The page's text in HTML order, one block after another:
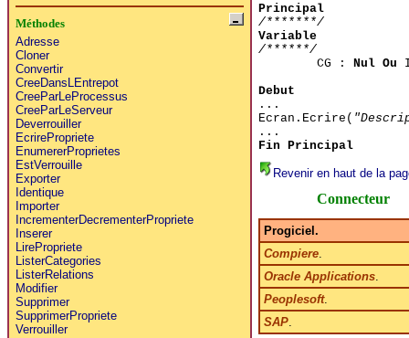
Méthodes
Adresse
Cloner
Convertir
CreeDansLEntrepot
CreeParLeProcessus
CreeParLeServeur
Deverrouiller
EcrirePropriete
EnumererProprietes
EstVerrouille
Exporter
Identique
Importer
IncrementerDecrementerPropriete
Inserer
LirePropriete
ListerCategories
ListerRelations
Modifier
Supprimer
SupprimerPropriete
Verrouiller
Principal
/*******/
Variable
/******/
CG : Nul Ou
Debut
...
Ecran.Ecrire(
...
Fin Principal
Revenir en haut de la
Connecteur
Progiciel.
Compiere
Oracle Applications
Peoplesoft.
SAP